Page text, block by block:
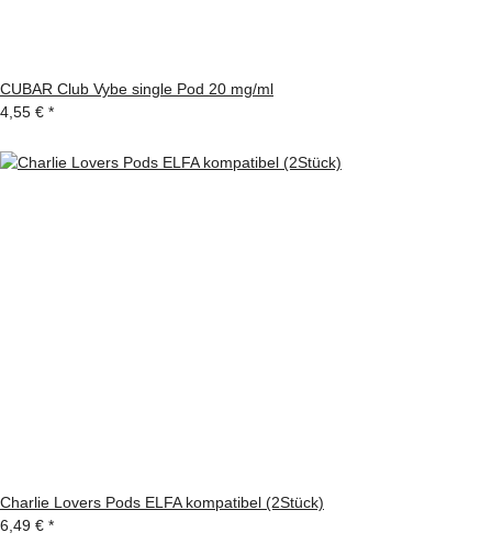
CUBAR Club Vybe single Pod 20 mg/ml
4,55 € *
Charlie Lovers Pods ELFA kompatibel (2Stück)
6,49 € *